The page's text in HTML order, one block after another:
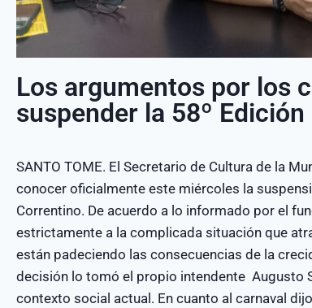
Los argumentos por los
suspender la 58º Edición
SANTO TOME. El Secretario de Cultura de la
conocer oficialmente este miércoles la
Correntino. De acuerdo a lo informado por el
estrictamente a la complicada situación que
están padeciendo las consecuencias de la
decisión lo tomó el propio intendente Augusto
contexto social actual. En cuanto al carnaval